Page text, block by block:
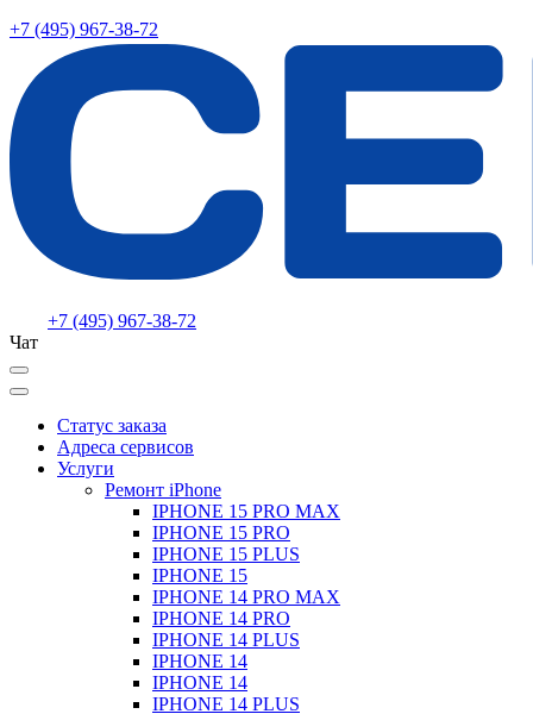
+7 (495) 967-38-72
+7 (495) 967-38-72
Чат
Статус заказа
Адреса сервисов
Услуги
Ремонт iPhone
IPHONE 15 PRO MAX
IPHONE 15 PRO
IPHONE 15 PLUS
IPHONE 15
IPHONE 14 PRO MAX
IPHONE 14 PRO
IPHONE 14 PLUS
IPHONE 14
IPHONE 14
IPHONE 14 PLUS